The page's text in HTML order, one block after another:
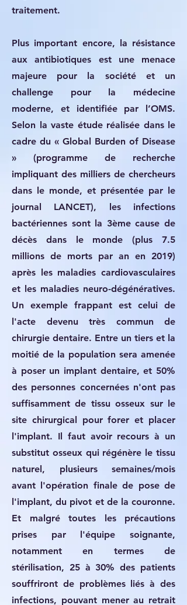
traitement.
Plus important encore, la résistance
aux antibiotiques est une menace
majeure pour la société et un
challenge pour la médecine
moderne, et identifiée par l’OMS.
Selon la vaste étude réalisée dans le
cadre du « Global Burden of Disease
» (programme de recherche
impliquant des milliers de chercheurs
dans le monde, et présentée par le
journal LANCET), les infections
bactériennes sont la 3ème cause de
décès dans le monde (plus 7.5
millions de morts par an en 2019)
après les maladies cardiovasculaires
et les maladies neuro-dégénératives.
Un exemple frappant est celui de
l'acte devenu très commun de
chirurgie dentaire. Entre un tiers et la
moitié de la population sera amenée
à poser un implant dentaire, et 50%
des personnes concernées n'ont pas
suffisamment de tissu osseux sur le
site chirurgical pour forer et placer
l'implant. Il faut avoir recours à un
substitut osseux qui régénère le tissu
naturel, plusieurs semaines/mois
avant l'opération finale de pose de
l'implant, du pivot et de la couronne.
Et malgré toutes les précautions
prises par l'équipe soignante,
notamment en termes de
stérilisation, 25 à 30% des patients
souffriront de problèmes liés à des
infections, pouvant mener au retrait